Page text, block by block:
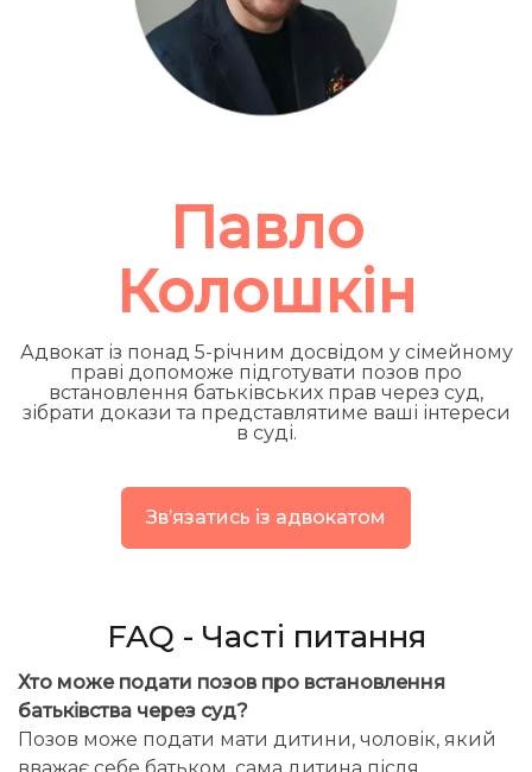
Павло
Колошкін
Адвокат із понад 5-річним досвідом у сімейному
праві допоможе підготувати позов про
встановлення батьківських прав через суд,
зібрати докази та представлятиме ваші інтереси
в суді.
Звʼязатись із адвокатом
FAQ - Часті питання
Хто може подати позов про встановлення
батьківства через суд?
Позов може подати мати дитини, чоловік, який